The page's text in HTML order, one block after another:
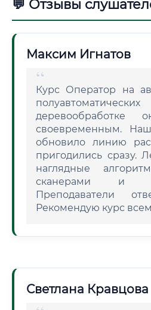
💬 Отзывы
Максим Игнатов
Курс Оператор на
деревообработке
своевременным.
обновило линию
пригодились сразу.
наглядные
сканерами и
Преподаватели
Рекомендую курс
Светлана Кравцова